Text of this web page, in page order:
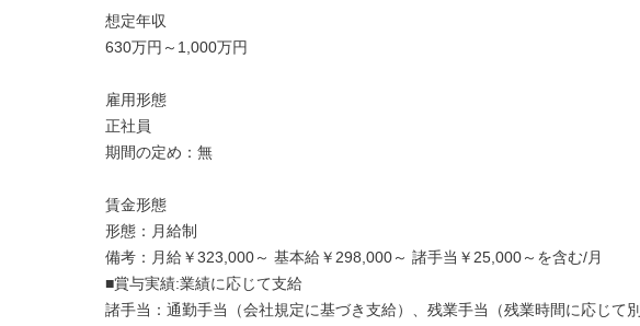
想定年収
630万円～1,000万円
雇用形態
正社員
期間の定め：無
賃金形態
形態：月給制
備考：月給￥323,000～ 基本給￥298,000～ 諸手当￥25,000～を含む/月
■賞与実績:業績に応じて支給
諸手当：通勤手当（会社規定に基づき支給）、残業手当（残業時間に応じて別